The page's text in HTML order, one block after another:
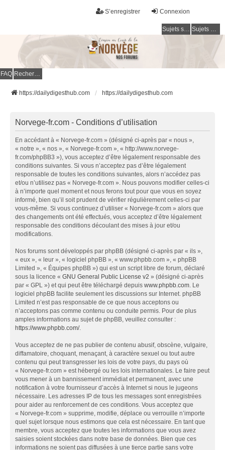
Connexion
S’enregistrer
Sujets sans réponse Sujets actifs
FAQ Rechercher
https://dailydigesthub.com https://dailydigesthub.com
Norvege-fr.com - Conditions d’utilisation
En accédant à « Norvege-fr.com » (désigné ci-après par « nous »,
« notre », « nos », « Norvege-fr.com », « http://www.norvege-
fr.com/phpBB3 »), vous acceptez d’être légalement responsable des
conditions suivantes. Si vous n’acceptez pas d’être légalement
responsable de toutes les conditions suivantes, alors n’accédez pas
et/ou n’utilisez pas « Norvege-fr.com ». Nous pouvons modifier celles-ci
à n’importe quel moment et nous ferons tout pour que vous en soyez
informé, bien qu’il soit prudent de vérifier régulièrement celles-ci par
vous-même. Si vous continuez d’utiliser « Norvege-fr.com » alors que
des changements ont été effectués, vous acceptez d’être légalement
responsable des conditions découlant des mises à jour et/ou
modifications.
Nos forums sont développés par phpBB (désigné ci-après par « ils »,
« eux », « leur », « logiciel phpBB », « www.phpbb.com », « phpBB
Limited », « Équipes phpBB ») qui est un script libre de forum, déclaré
sous la licence « GNU General Public License v2 » (désigné ci-après
par « GPL ») et qui peut être téléchargé depuis www.phpbb.com. Le
logiciel phpBB facilite seulement les discussions sur Internet. phpBB
Limited n’est pas responsable de ce que nous acceptons ou
n’acceptons pas comme contenu ou conduite permis. Pour de plus
amples informations au sujet de phpBB, veuillez consulter :
https://www.phpbb.com/.
Vous acceptez de ne pas publier de contenu abusif, obscène, vulgaire,
diffamatoire, choquant, menaçant, à caractère sexuel ou tout autre
contenu qui peut transgresser les lois de votre pays, du pays où
« Norvege-fr.com » est hébergé ou les lois internationales. Le faire peut
vous mener à un bannissement immédiat et permanent, avec une
notification à votre fournisseur d’accès à Internet si nous le jugeons
nécessaire. Les adresses IP de tous les messages sont enregistrées
pour aider au renforcement de ces conditions. Vous acceptez que
« Norvege-fr.com » supprime, modifie, déplace ou verrouille n’importe
quel sujet lorsque nous estimons que cela est nécessaire. En tant que
membre, vous acceptez que toutes les informations que vous avez
saisies soient stockées dans notre base de données. Bien que ces
informations ne soient pas diffusées à une tierce partie sans votre